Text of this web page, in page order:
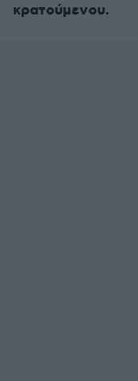
κρατούμενου.